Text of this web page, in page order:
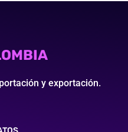
y exportación.